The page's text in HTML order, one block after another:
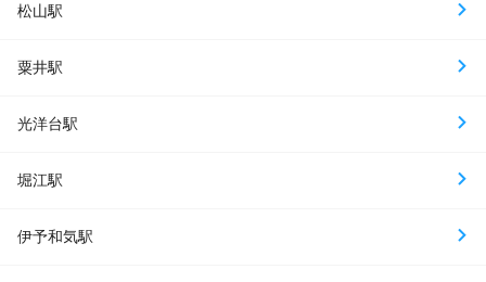
松山駅
粟井駅
光洋台駅
堀江駅
伊予和気駅